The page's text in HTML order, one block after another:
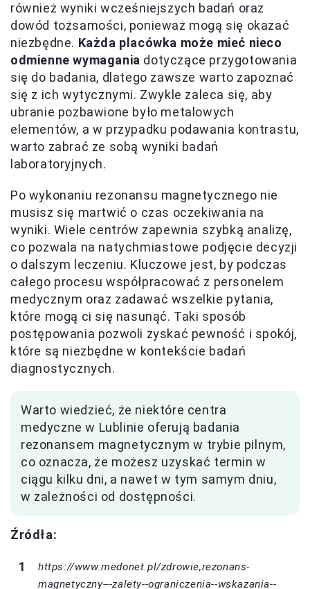
również wyniki wcześniejszych badań oraz
dowód tożsamości, ponieważ mogą się okazać
niezbędne. Każda placówka może mieć nieco
odmienne wymagania dotyczące przygotowania
się do badania, dlatego zawsze warto zapoznać
się z ich wytycznymi. Zwykle zaleca się, aby
ubranie pozbawione było metalowych
elementów, a w przypadku podawania kontrastu,
warto zabrać ze sobą wyniki badań
laboratoryjnych.
Po wykonaniu rezonansu magnetycznego nie
musisz się martwić o czas oczekiwania na
wyniki. Wiele centrów zapewnia szybką analizę,
co pozwala na natychmiastowe podjęcie decyzji
o dalszym leczeniu. Kluczowe jest, by podczas
całego procesu współpracować z personelem
medycznym oraz zadawać wszelkie pytania,
które mogą ci się nasunąć. Taki sposób
postępowania pozwoli zyskać pewność i spokój,
które są niezbędne w kontekście badań
diagnostycznych.
Warto wiedzieć, że niektóre centra
medyczne w Lublinie oferują badania
rezonansem magnetycznym w trybie pilnym,
co oznacza, że możesz uzyskać termin w
ciągu kilku dni, a nawet w tym samym dniu,
w zależności od dostępności.
Źródła:
https://www.medonet.pl/zdrowie,rezonans-
magnetyczny---zalety--ograniczenia--wskazania--